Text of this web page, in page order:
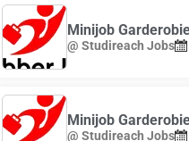
Minijob
@ Studireach Jobs
Minijob
@ Studireach Jobs